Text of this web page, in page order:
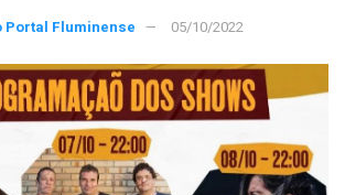
Portal Fluminense 05/10/2022